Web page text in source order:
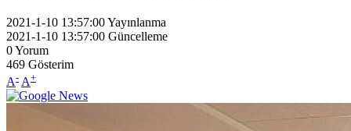
2021-1-10 13:57:00Yayınlanma
2021-1-10 13:57:00 Güncelleme
0Yorum
469 Gösterim
A- A+